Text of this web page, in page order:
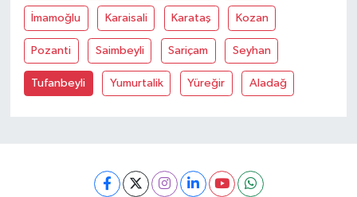
İmamoğlu Karaisali Karataş Kozan
Pozanti Saimbeyli Sariçam Seyhan
Tufanbeyli Yumurtalik Yüreğir Aladağ